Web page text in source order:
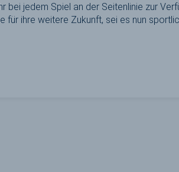
bei jedem Spiel an der Seitenlinie zur
für ihre weitere Zukunft, sei es nun